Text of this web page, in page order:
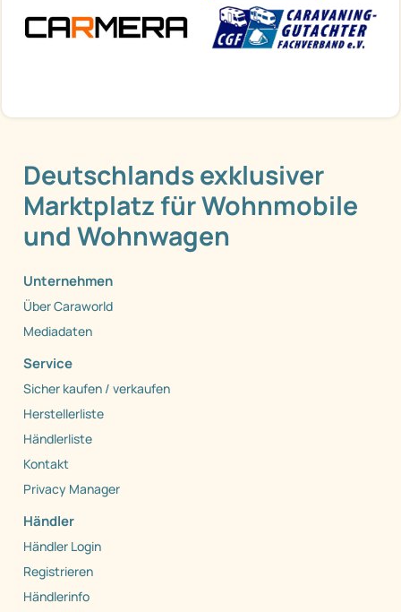
Deutschlands exklusiver
Marktplatz für Wohnmobile
und Wohnwagen
Unternehmen
Über Caraworld
Mediadaten
Service
Sicher kaufen / verkaufen
Herstellerliste
Händlerliste
Kontakt
Privacy Manager
Händler
Händler Login
Registrieren
Händlerinfo